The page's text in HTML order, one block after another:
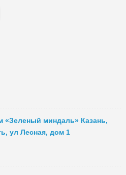
«Зеленый миндаль» Казань,
ул Лесная, дом 1